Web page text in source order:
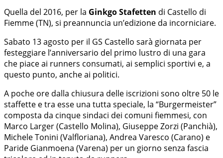
Quella del 2016, per la Ginkgo Stafetten di Castello di
Fiemme (TN), si preannuncia un’edizione da incorniciare.
Sabato 13 agosto per il GS Castello sarà giornata per
festeggiare l’anniversario del primo lustro di una gara
che piace ai runners consumati, ai semplici sportivi e, a
questo punto, anche ai politici.
A poche ore dalla chiusura delle iscrizioni sono oltre 50 le
staffette e tra esse una tutta speciale, la “Burgermeister”
composta da cinque sindaci dei comuni fiemmesi, con
Marco Larger (Castello Molina), Giuseppe Zorzi (Panchià),
Michele Tonini (Valfloriana), Andrea Varesco (Carano) e
Paride Gianmoena (Varena) per un giorno senza fascia